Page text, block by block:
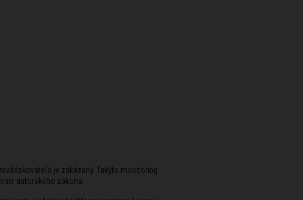
je zakázaný. Takýto monitoring
autorského zákona.